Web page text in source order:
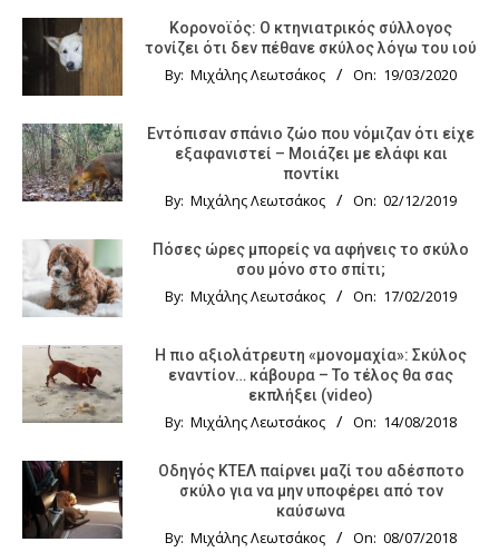
Κορονοϊός: Ο κτηνιατρικός σύλλογος
τονίζει ότι δεν πέθανε σκύλος λόγω του ιού
By: Μιχάλης Λεωτσάκος On: 19/03/2020
Εντόπισαν σπάνιο ζώο που νόμιζαν ότι είχε
εξαφανιστεί – Μοιάζει με ελάφι και
ποντίκι
By: Μιχάλης Λεωτσάκος On: 02/12/2019
Πόσες ώρες μπορείς να αφήνεις το σκύλο
σου μόνο στο σπίτι;
By: Μιχάλης Λεωτσάκος On: 17/02/2019
Η πιο αξιολάτρευτη «μονομαχία»: Σκύλος
εναντίον… κάβουρα – Το τέλος θα σας
εκπλήξει (video)
By: Μιχάλης Λεωτσάκος On: 14/08/2018
Οδηγός KTΕΛ παίρνει μαζί του αδέσποτο
σκύλο για να μην υποφέρει από τον
καύσωνα
By: Μιχάλης Λεωτσάκος On: 08/07/2018